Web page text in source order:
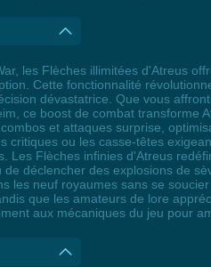
les Flèches illimitées d'Atreus
Cette fonctionnalité
dévastatrice. Que vous
ce boost de combat
et attaques surprise,
critiques ou les casse-têtes
Les Flèches infinies d'Atreus
déclencher des explosions de
les neuf royaumes sans se
que les amateurs de lore
aux mécaniques du jeu pour